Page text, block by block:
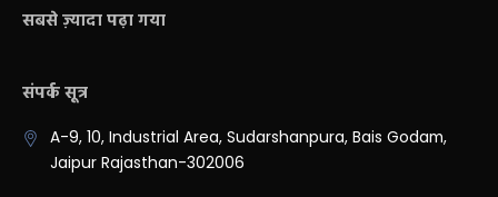
सबसे ज़्यादा पढ़ा गया
संपर्क सूत्र
A-9, 10, Industrial Area, Sudarshanpura, Bais Godam,
Jaipur Rajasthan-302006